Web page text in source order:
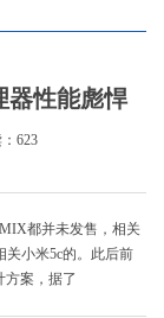
器性能彪悍
623
都并未发售，相关
关小米5c的。此后前
方案，据了